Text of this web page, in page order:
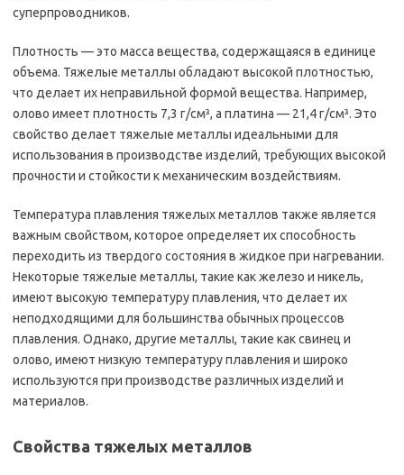
суперпроводников.
Плотность — это масса вещества, содержащаяся в единице
объема. Тяжелые металлы обладают высокой плотностью,
что делает их неправильной формой вещества. Например,
олово имеет плотность 7,3 г/см³, а платина — 21,4 г/см³. Это
свойство делает тяжелые металлы идеальными для
использования в производстве изделий, требующих высокой
прочности и стойкости к механическим воздействиям.
Температура плавления тяжелых металлов также является
важным свойством, которое определяет их способность
переходить из твердого состояния в жидкое при нагревании.
Некоторые тяжелые металлы, такие как железо и никель,
имеют высокую температуру плавления, что делает их
неподходящими для большинства обычных процессов
плавления. Однако, другие металлы, такие как свинец и
олово, имеют низкую температуру плавления и широко
используются при производстве различных изделий и
материалов.
Свойства тяжелых металлов